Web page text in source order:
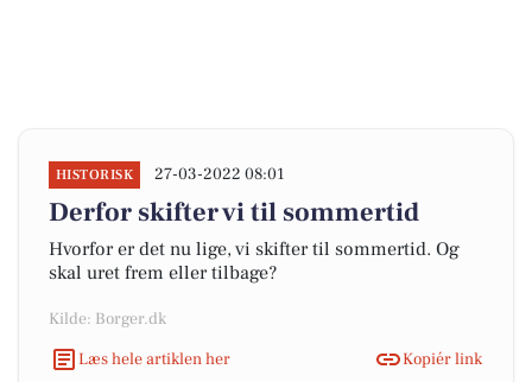
HISTORISK 27-03-2022 08:01
Derfor skifter vi til sommertid
Hvorfor er det nu lige, vi skifter til sommertid. Og
skal uret frem eller tilbage?
Kilde: Borger.dk
Læs hele artiklen her
Kopiér link